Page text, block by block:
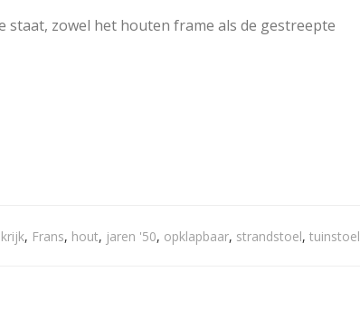
staat, zowel het houten frame als de gestreepte
, Frans, hout, jaren '50, opklapbaar, strandstoel, tuinstoel